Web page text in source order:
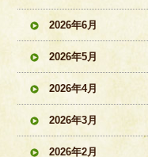
2026年6月
2026年5月
2026年4月
2026年3月
2026年2月